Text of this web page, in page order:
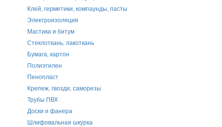
Клей, герметики, компаунды, пасты
Электроизоляция
Мастика и битум
Стеклоткань, лакоткань
Бумага, картон
Полиэтилен
Пенопласт
Крепеж, гвозди, саморезы
Трубы ПВХ
Доски и фанера
Шлифовальная шкурка